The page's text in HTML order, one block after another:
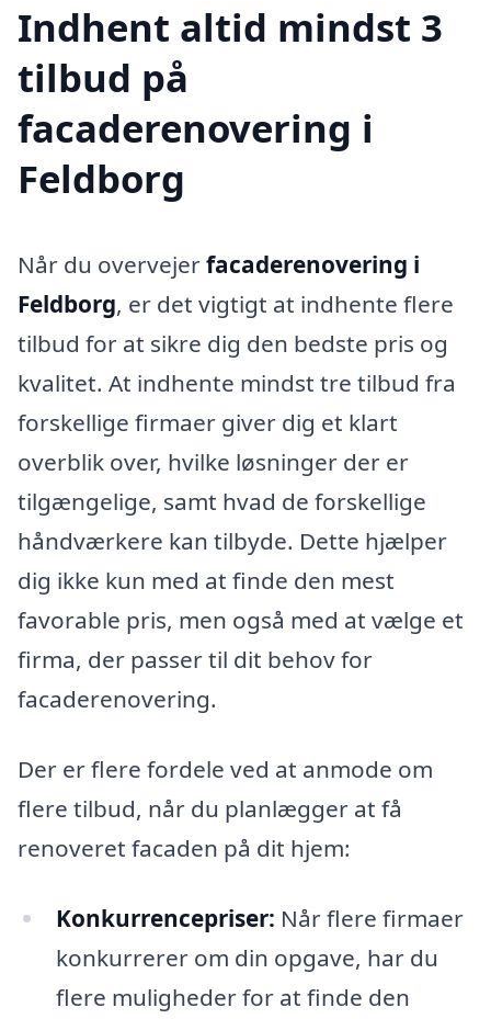
Indhent altid mindst 3
tilbud på
facaderenovering i
Feldborg
Når du overvejerfacaderenovering i
Feldborg, er det vigtigt at indhente flere
tilbud for at sikre dig den bedste pris og
kvalitet. At indhente mindst tre tilbud fra
forskellige firmaer giver dig et klart
overblik over, hvilke løsninger der er
tilgængelige, samt hvad de forskellige
håndværkere kan tilbyde. Dette hjælper
dig ikke kun med at finde den mest
favorable pris, men også med at vælge et
firma, der passer til dit behov for
facaderenovering.
Der er flere fordele ved at anmode om
flere tilbud, når du planlægger at få
renoveret facaden på dit hjem:
Konkurrencepriser: Når flere firmaer
konkurrerer om din opgave, har du
flere muligheder for at finde den